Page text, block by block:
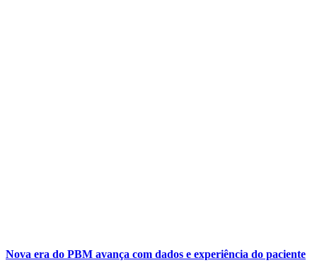
Nova era do PBM avança com dados e experiência do paciente